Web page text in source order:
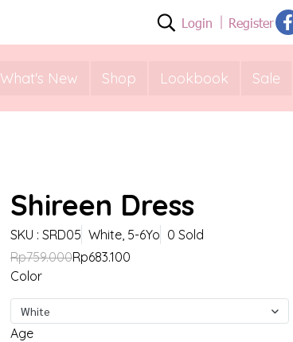
Login Register
What's New Shop Lookbook Sale
Shireen Dress
SKU : SRD05 White, 5-6Yo 0 Sold
Rp759.000Rp683.100
Color
White
Age